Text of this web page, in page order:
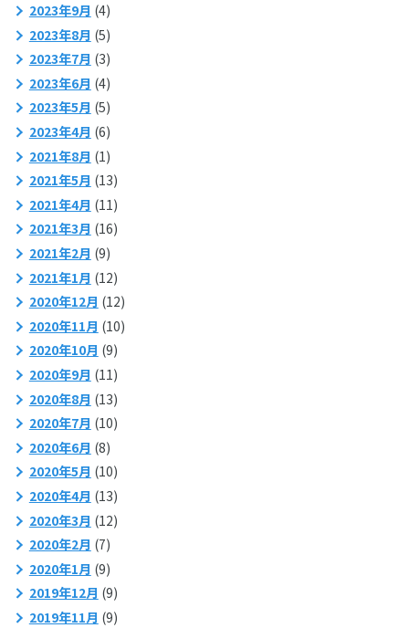
2023年9月 (4)
2023年8月 (5)
2023年7月 (3)
2023年6月 (4)
2023年5月 (5)
2023年4月 (6)
2021年8月 (1)
2021年5月 (13)
2021年4月 (11)
2021年3月 (16)
2021年2月 (9)
2021年1月 (12)
2020年12月 (12)
2020年11月 (10)
2020年10月 (9)
2020年9月 (11)
2020年8月 (13)
2020年7月 (10)
2020年6月 (8)
2020年5月 (10)
2020年4月 (13)
2020年3月 (12)
2020年2月 (7)
2020年1月 (9)
2019年12月 (9)
2019年11月 (9)